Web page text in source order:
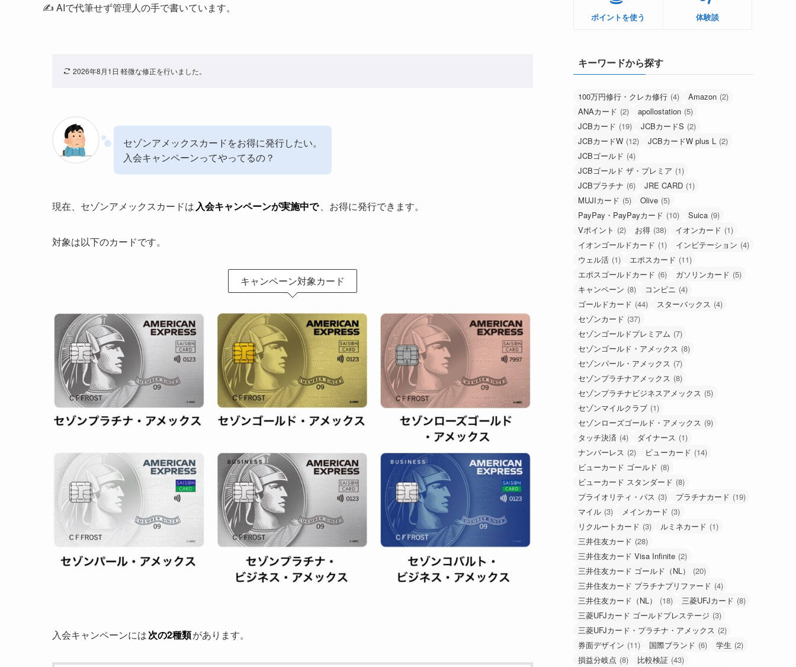
✍️ AIで代筆せず管理人の手で書いています。
2026年8月1日 軽微な修正を行いました。
セゾンアメックスカードをお得に発行したい。
入会キャンペーンってやってるの？
現在、セゾンアメックスカードは入会キャンペーンが実施中で、お得に発行できます。
対象は以下のカードです。
キャンペーン対象カード
入会キャンペーンには次の2種類があります。
ポイントを使う 体験談
キーワードから探す
100万円修行・クレカ修行 (4) Amazon (2)
ANAカード (2) apollostation (5)
JCBカード (19) JCBカードS (2)
JCBカードW (12) JCBカードW plus L (2)
JCBゴールド (4)
JCBゴールド ザ・プレミア (1)
JCBプラチナ (6) JRE CARD (1)
MUJIカード (5) Olive (5)
PayPay・PayPayカード (10) Suica (9)
Vポイント (2) お得 (38) イオンカード (1)
イオンゴールドカード (1) インビテーション (4)
ウェル活 (1) エポスカード (11)
エポスゴールドカード (6) ガソリンカード (5)
キャンペーン (8) コンビニ (4)
ゴールドカード (44) スターバックス (4)
セゾンカード (37)
セゾンゴールドプレミアム (7)
セゾンゴールド・アメックス (8)
セゾンパール・アメックス (7)
セゾンプラチナアメックス (8)
セゾンプラチナビジネスアメックス (5)
セゾンマイルクラブ (1)
セゾンローズゴールド・アメックス (9)
タッチ決済 (4) ダイナース (1)
ナンバーレス (2) ビューカード (14)
ビューカード ゴールド (8)
ビューカード スタンダード (8)
プライオリティ・パス (3) プラチナカード (19)
マイル (3) メインカード (3)
リクルートカード (3) ルミネカード (1)
三井住友カード (28)
三井住友カード Visa Infinite (2)
三井住友カード ゴールド（NL）
(20)
三井住友カード プラチナプリファード (4)
三井住友カード（NL）
(18) 三菱UFJカード (8)
三菱UFJカード ゴールドプレステージ (3)
三菱UFJカード・プラチナ・アメックス (2)
券面デザイン (11) 国際ブランド (6) 学生 (2)
損益分岐点 (8) 比較検証 (43)